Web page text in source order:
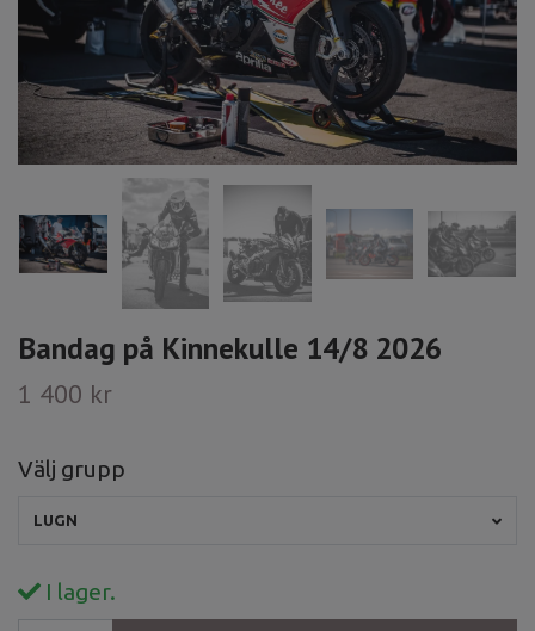
Bandag på Kinnekulle 14/8 2026
1 400 kr
Välj grupp
LUGN
I lager.